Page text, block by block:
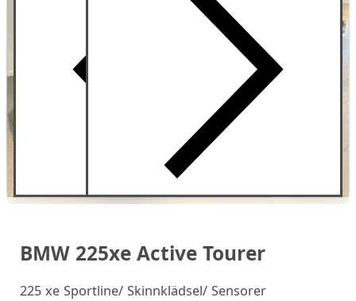
BMW 225xe Active Tourer
225 xe Sportline/ Skinnklädsel/ Sensorer